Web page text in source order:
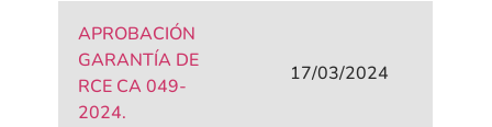
APROBACIÓN
GARANTÍA DE
RCE CA 049-
2024.
17/03/2024